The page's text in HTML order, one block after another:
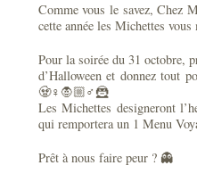
Comme vous le savez, Chez
cette année les Michettes
Pour la soirée du 31 octobre,
d’Halloween et donnez tout
🧟♀️🧛🏼♂️🦹
Les Michettes designeront
qui remportera un 1 Menu
Prêt à nous faire peur ? 👻